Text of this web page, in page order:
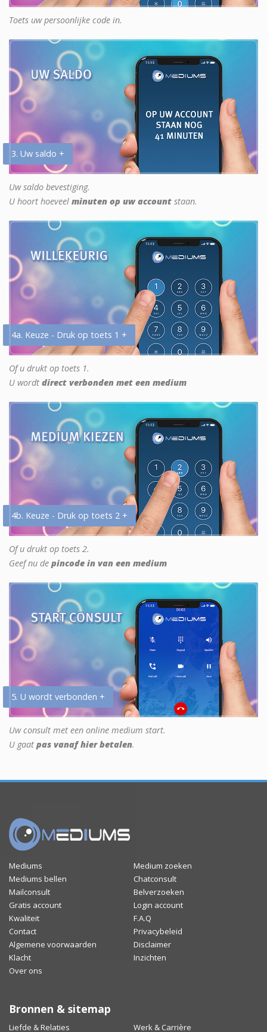
Toets uw persoonlijke code in.
3. Uw saldo +
Uw saldo bevestiging.
U hoort hoeveel minuten op uw account staan.
4a. Keuze - Druk op toets 1 +
Of u drukt op toets 1.
U wordt direct verbonden met een medium
4b. Keuze - Druk op toets 2 +
Of u drukt op toets 2.
Geef nu de pincode in van een medium
5. U wordt verbonden +
Uw consult met een online medium start.
U gaat pas vanaf hier betalen.
Mediums
Medium zoeken
Mediums bellen
Chatconsult
Mailconsult
Belverzoeken
Gratis account
Login account
Kwaliteit
F.A.Q
Contact
Privacybeleid
Algemene voorwaarden
Disclaimer
Klacht
Inzichten
Over ons
Bronnen & sitemap
Liefde & Relaties Werk & Carrière